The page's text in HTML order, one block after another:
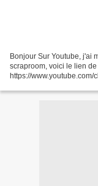
Bonjour Sur Youtube, j'ai
scraproom, voici le lien
https://www.youtube.com/
les...